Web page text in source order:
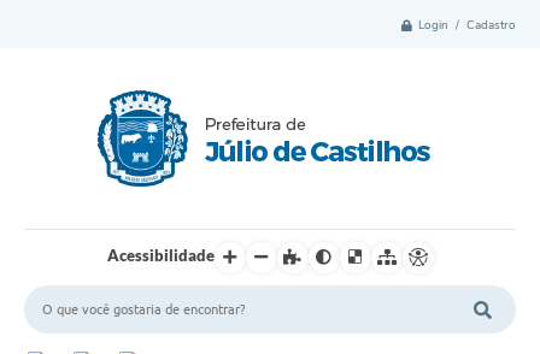
Login / Cadastro
Acessibilidade